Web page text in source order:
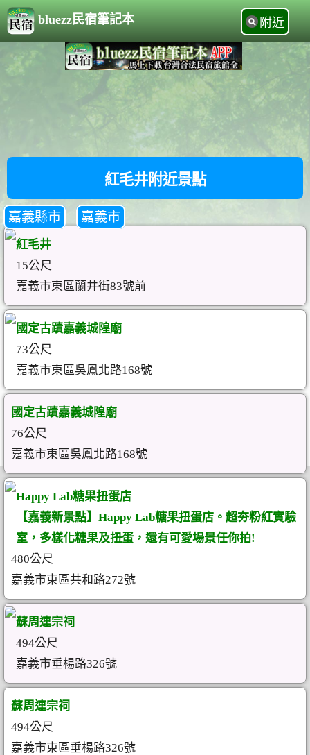
bluezz民宿筆記本 附近
紅毛井附近景點
嘉義縣市 嘉義市
紅毛井
15公尺
嘉義市東區蘭井街83號前
國定古蹟嘉義城隍廟
73公尺
嘉義市東區吳鳳北路168號
國定古蹟嘉義城隍廟
76公尺
嘉義市東區吳鳳北路168號
Happy Lab糖果扭蛋店
【嘉義新景點】Happy Lab糖果扭蛋店。超夯粉紅實驗
室，多樣化糖果及扭蛋，還有可愛場景任你拍!
480公尺
嘉義市東區共和路272號
蘇周連宗祠
494公尺
嘉義市垂楊路326號
蘇周連宗祠
494公尺
嘉義市東區垂楊路326號